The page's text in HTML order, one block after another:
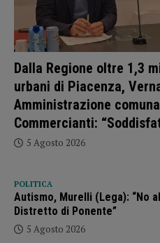
Dalla Regione oltre 1,3
urbani di Piacenza,
Amministrazione
Commercianti:
5 Agosto 2026
POLITICA
Autismo, Murelli (Lega): “No
Distretto di Ponente”
5 Agosto 2026